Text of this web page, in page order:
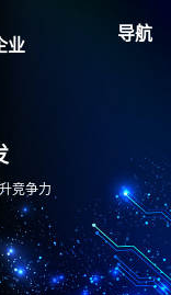
业
导航
竞争力